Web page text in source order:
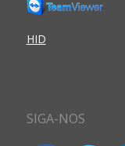
HID
SIGA-NOS